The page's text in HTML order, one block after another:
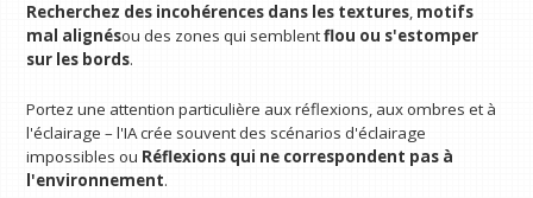
Recherchez des incohérences dans les textures, motifs
mal alignésou des zones qui semblentflou ou s'estomper
sur les bords.
Portez une attention particulière aux réflexions, aux ombres et à
l'éclairage – l'IA crée souvent des scénarios d'éclairage
impossibles ou Réflexions qui ne correspondent pas à
l'environnement.